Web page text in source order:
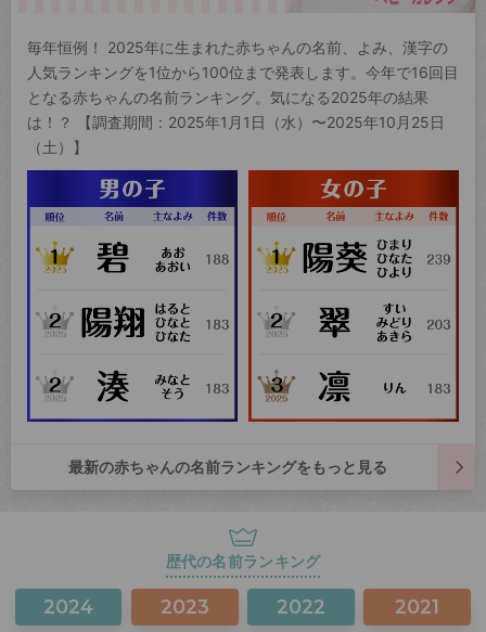
毎年恒例！ 2025年に生まれた赤ちゃんの名前、よみ、漢字の
人気ランキングを1位から100位まで発表します。今年で16回目
となる赤ちゃんの名前ランキング。気になる2025年の結果
は！？ 【調査期間：2025年1月1日（水）〜2025年10月25日
（土）】
最新の赤ちゃんの名前ランキングをもっと見る
歴代の名前ランキング
2024 2023 2022 2021